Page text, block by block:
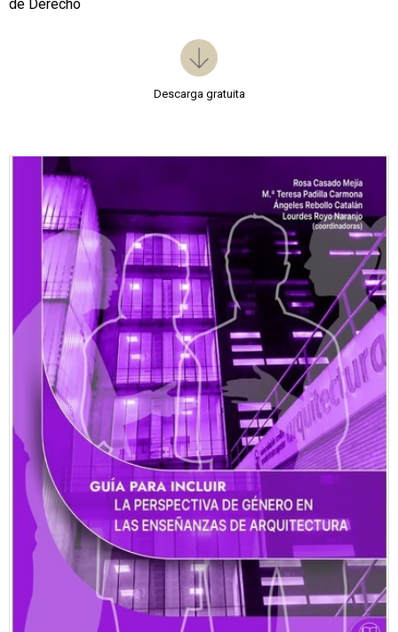
de Derecho
Descarga gratuita